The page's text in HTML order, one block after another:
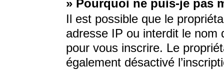
» Pourquoi ne puis-je pas
Il est possible que le
adresse IP ou interdit le nom
pour vous inscrire. Le
également désactivé